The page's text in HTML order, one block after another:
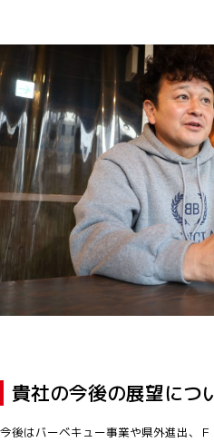
貴社の今後の展望につ
今後はバーベキュー事業や県外進出、